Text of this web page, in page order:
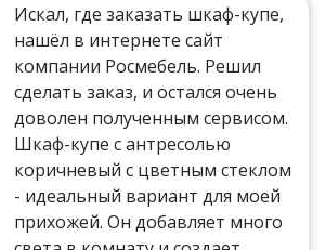
Искал, где заказать шкаф-купе,
нашёл в интернете сайт
компании Росмебель. Решил
сделать заказ, и остался очень
доволен полученным сервисом.
Шкаф-купе с антресолью
коричневый с цветным стеклом
- идеальный вариант для моей
прихожей. Он добавляет много